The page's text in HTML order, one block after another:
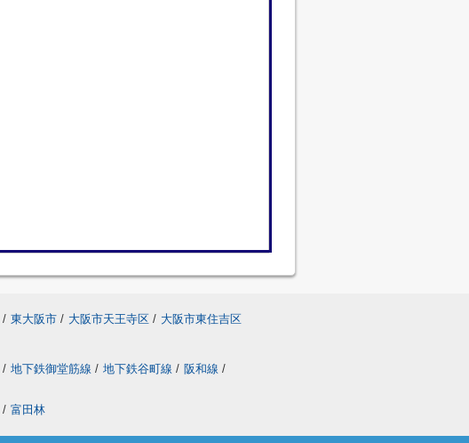
/ 東大阪市 / 大阪市天王寺区 / 大阪市東住吉区
/ 地下鉄御堂筋線 / 地下鉄谷町線 / 阪和線 /
/ 富田林